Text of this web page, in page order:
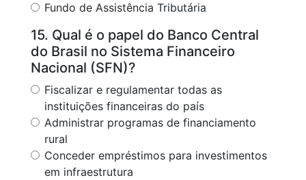
Fundo de Assistência Tributária
15. Qual é o papel do Banco Central
do Brasil no Sistema Financeiro
Nacional (SFN)?
Fiscalizar e regulamentar todas as
instituições financeiras do país
Administrar programas de financiamento
rural
Conceder empréstimos para investimentos
em infraestrutura